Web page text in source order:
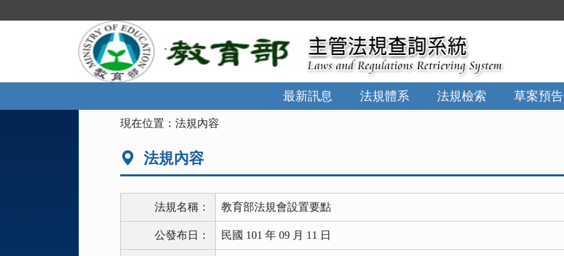
到
最新訊息 法規體系 法規檢索 草案預告
現在位置：法規內容
法規內容
法規名稱： 教育部法規會設置要點
公發布日： 民國 101 年 09 月 11 日